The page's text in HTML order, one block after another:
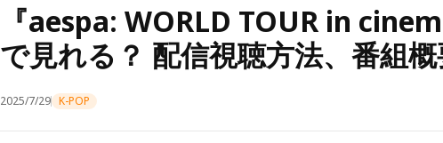
『aespa: WORLD TOUR in
で見れる？ 配信視聴方法、番組
2025/7/29 K-POP